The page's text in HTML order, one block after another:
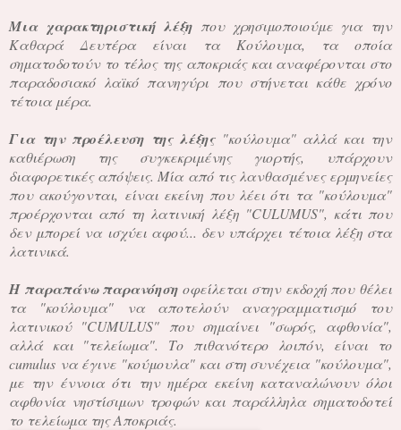
Μια χαρακτηριστική λέξη που χρησιμοποιούμε για την
Καθαρά Δευτέρα είναι τα Κούλουμα, τα οποία
σηματοδοτούν το τέλος της αποκριάς και αναφέρονται στο
παραδοσιακό λαϊκό πανηγύρι που στήνεται κάθε χρόνο
τέτοια μέρα.
Για την προέλευση της λέξης"κούλουμα" αλλά και την
καθιέρωση της συγκεκριμένης γιορτής, υπάρχουν
διαφορετικές απόψεις. Μία από τις λανθασμένες ερμηνείες
που ακούγονται, είναι εκείνη που λέει ότι τα "κούλουμα"
προέρχονται από τη λατινική λέξη "CULUMUS", κάτι που
δεν μπορεί να ισχύει αφού... δεν υπάρχει τέτοια λέξη στα
λατινικά.
Η παραπάνω παρανόηση οφείλεται στην εκδοχή που θέλει
τα "κούλουμα" να αποτελούν αναγραμματισμό του
λατινικού "CUMULUS" που σημαίνει "σωρός, αφθονία",
αλλά και "τελείωμα". Το πιθανότερο λοιπόν, είναι το
cumulus να έγινε "κούμουλα" και στη συνέχεια "κούλουμα",
με την έννοια ότι την ημέρα εκείνη καταναλώνουν όλοι
αφθονία νηστίσιμων τροφών και παράλληλα σηματοδοτεί
το τελείωμα της Αποκριάς.